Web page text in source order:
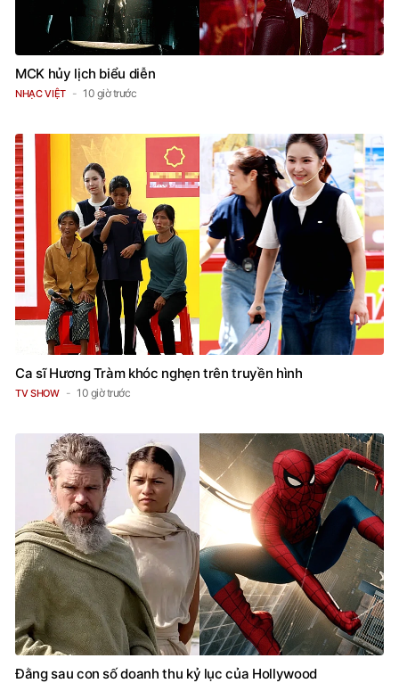
MCK hủy lịch biểu diễn
NHẠC VIỆT 10 giờ trước
Ca sĩ Hương Tràm khóc nghẹn trên truyền hình
TV SHOW 10 giờ trước
Đằng sau con số doanh thu kỷ lục của Hollywood